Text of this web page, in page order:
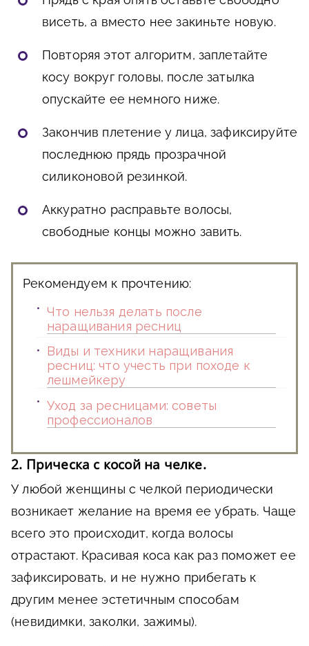
висеть, а вместо нее закиньте новую.
Повторяя этот алгоритм, заплетайте
косу вокруг головы, после затылка
опускайте ее немного ниже.
Закончив плетение у лица, зафиксируйте
последнюю прядь прозрачной
силиконовой резинкой.
Аккуратно расправьте волосы,
свободные концы можно завить.
Рекомендуем к прочтению:
Что нельзя делать после
наращивания ресниц
Виды и техники наращивания
ресниц: что учесть при походе к
лешмейкеру
Уход за ресницами: советы
профессионалов
2. Прическа с косой на челке.
У любой женщины с челкой периодически
возникает желание на время ее убрать. Чаще
всего это происходит, когда волосы
отрастают. Красивая коса как раз поможет ее
зафиксировать, и не нужно прибегать к
другим менее эстетичным способам
(невидимки, заколки, зажимы).